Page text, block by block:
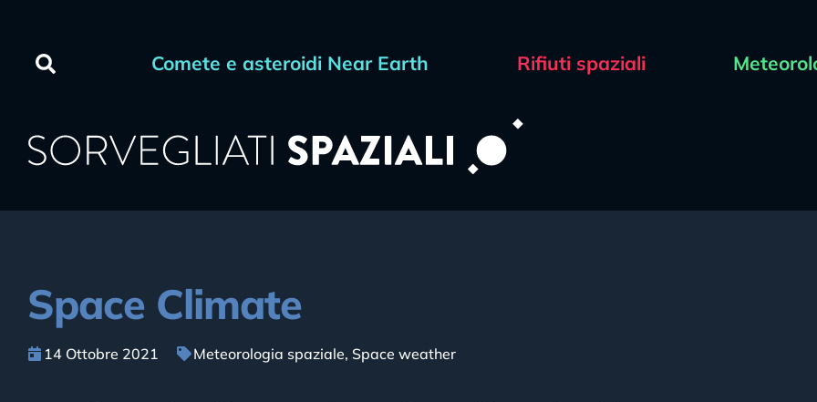
Comete e asteroidi Near Earth Rifiuti spaziali
Space Climate
14 Ottobre 2021 Meteorologia spaziale, Space weather